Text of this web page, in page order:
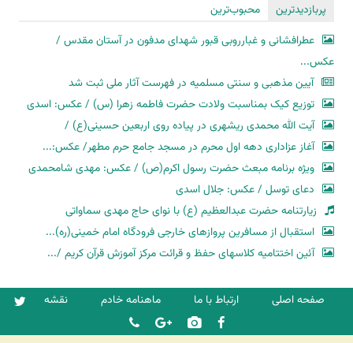
پربازدیدترین
محبوب‌ترین
عطرافشانی و غبارروبی قبور شهدای مدفون در آستان مقدس /
عکس...
آیین مذهبی و سنتی مسلمیه در فهرست آثار ملی ثبت شد
توزیع کیک بمناسبت ولادت حضرت فاطمه زهرا (س) / عکس: اسدی
آیت الله محمدی ریشهری در پیاده روی اربعین حسینی(ع) /
آغاز عزاداری دهه اول محرم در مسجد جامع حرم مطهر/ عکس:...
ویژه برنامه مبعث حضرت رسول اکرم(ص) / عکس: مهدی شامحمدی
دعای توسل / عکس: جلال اسدی
زیارتنامه حضرت عبدالعظیم (ع) با نوای حاج مهدی سماواتی
استقبال از مسافرین پروازهای خارجی فرودگاه امام خمینی(ره)...
آئین اختتامیه کلاسهای حفظ و قرائت مرکز آموزش قرآن کریم /...
صفحه اصلی ارتباط با ما ماهنامه خادم نقشه